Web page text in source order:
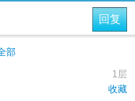
回复
部
1层
收藏